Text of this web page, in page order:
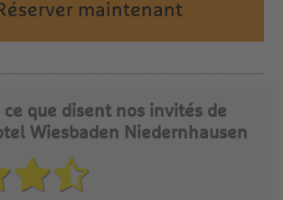
maintenant
ce que disent nos invités de
Wiesbaden Niedernhausen